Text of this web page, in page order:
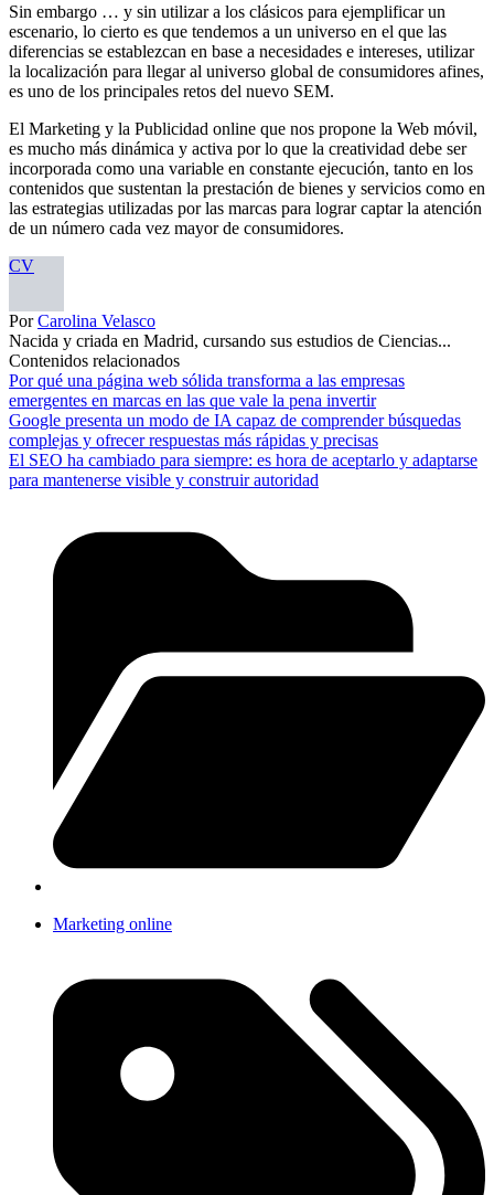
Sin embargo … y sin utilizar a los clásicos para ejemplificar un
escenario, lo cierto es que tendemos a un universo en el que las
diferencias se establezcan en base a necesidades e intereses, utilizar
la localización para llegar al universo global de consumidores afines,
es uno de los principales retos del nuevo SEM.
El Marketing y la Publicidad online que nos propone la Web móvil,
es mucho más dinámica y activa por lo que la creatividad debe ser
incorporada como una variable en constante ejecución, tanto en los
contenidos que sustentan la prestación de bienes y servicios como en
las estrategias utilizadas por las marcas para lograr captar la atención
de un número cada vez mayor de consumidores.
CV
PorCarolina Velasco
Nacida y criada en Madrid, cursando sus estudios de Ciencias...
Contenidos relacionados
Por qué una página web sólida transforma a las empresas
emergentes en marcas en las que vale la pena invertir
Google presenta un modo de IA capaz de comprender búsquedas
complejas y ofrecer respuestas más rápidas y precisas
El SEO ha cambiado para siempre: es hora de aceptarlo y adaptarse
para mantenerse visible y construir autoridad
Marketing online